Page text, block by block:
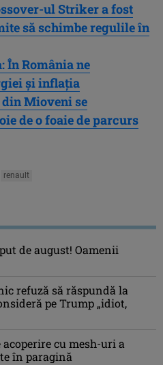
ul Striker a fost
să schimbe regulile în
În România ne
și inflația
Mioveni se
de o foaie de parcurs
renault
de august! Oamenii
refuză să răspundă la
pe Trump „idiot,
cu mesh-uri a
în paragină